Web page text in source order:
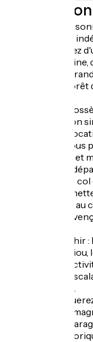
Description
Gîte pour 2
grande maison
Vous disposerez
clac, d'une
aménagée de
Possibilité de
La salle d'eau
Pas de télévision
Possibilité de
A l'extérieur,
avec barbecue et
De nombreux
(col Saint-Jean,
proximité
nature paisible
Baronnies
Pour se rafraîchir
plan d'eau du
Nombreuses
fameux site
site de vol libre.
Vous ne
Rosans et son
provençal de
son village